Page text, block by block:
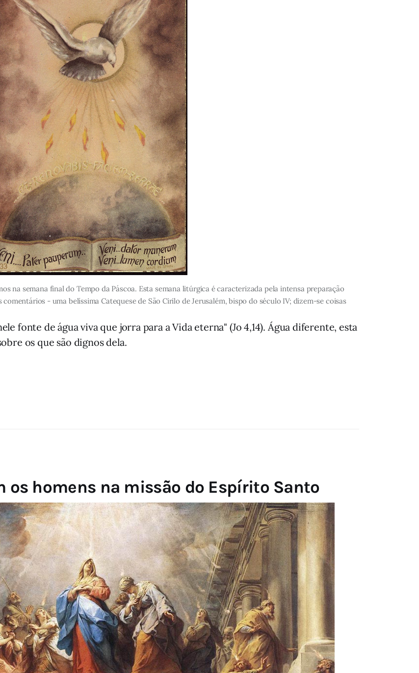
na semana final do Tempo da Páscoa. Esta semana litúrgica é caracterizada pela intensa preparação
- uma belíssima Catequese de São Cirilo de Jerusalém, bispo do século IV; dizem-se coisas
fonte de água viva que jorra para a Vida eterna" (Jo 4,14). Água diferente, esta
os que são dignos dela.
os homens na missão do Espírito Santo